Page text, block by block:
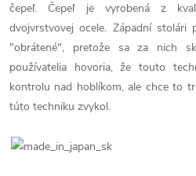
čepeľ. Čepeľ je vyrobená z
dvojvrstvovej ocele. Západní stolári
"obrátené", pretože sa za nich
používatelia hovoria, že touto
kontrolu nad hoblíkom, ale chce to
túto techniku zvykol.